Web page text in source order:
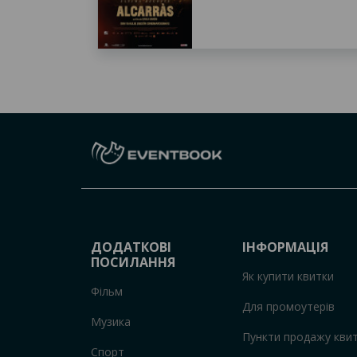
ДОДАТКОВІ
ПОСИЛАННЯ
Фільм
Музика
Спорт
ІНФОРМАЦІЯ
Як купити квитки
Для промоутерів
Пункти продажу